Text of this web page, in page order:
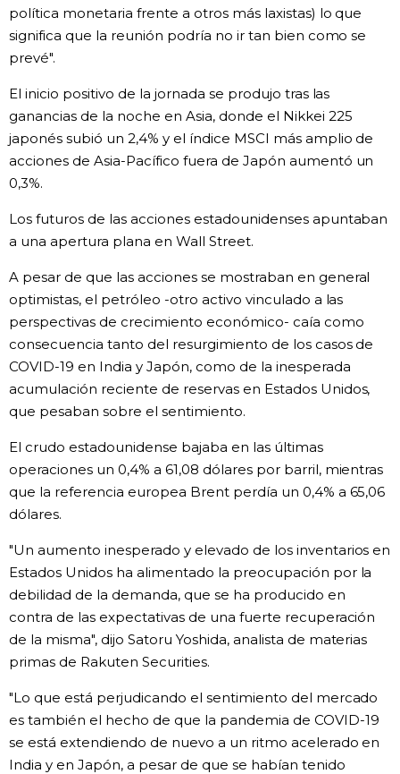
política monetaria frente a otros más laxistas) lo que
significa que la reunión podría no ir tan bien como se
prevé".
El inicio positivo de la jornada se produjo tras las
ganancias de la noche en Asia, donde el Nikkei 225
japonés subió un 2,4% y el índice MSCI más amplio de
acciones de Asia-Pacífico fuera de Japón aumentó un
0,3%.
Los futuros de las acciones estadounidenses apuntaban
a una apertura plana en Wall Street.
A pesar de que las acciones se mostraban en general
optimistas, el petróleo -otro activo vinculado a las
perspectivas de crecimiento económico- caía como
consecuencia tanto del resurgimiento de los casos de
COVID-19 en India y Japón, como de la inesperada
acumulación reciente de reservas en Estados Unidos,
que pesaban sobre el sentimiento.
El crudo estadounidense bajaba en las últimas
operaciones un 0,4% a 61,08 dólares por barril, mientras
que la referencia europea Brent perdía un 0,4% a 65,06
dólares.
"Un aumento inesperado y elevado de los inventarios en
Estados Unidos ha alimentado la preocupación por la
debilidad de la demanda, que se ha producido en
contra de las expectativas de una fuerte recuperación
de la misma", dijo Satoru Yoshida, analista de materias
primas de Rakuten Securities.
"Lo que está perjudicando el sentimiento del mercado
es también el hecho de que la pandemia de COVID-19
se está extendiendo de nuevo a un ritmo acelerado en
India y en Japón, a pesar de que se habían tenido